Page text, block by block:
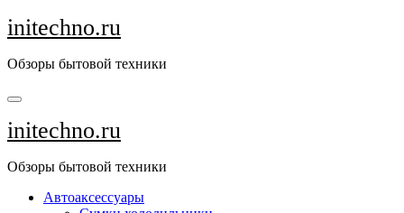
Перейти
к
initechno.ru
Обзоры бытовой техники
initechno.ru
Обзоры бытовой техники
Автоаксессуары